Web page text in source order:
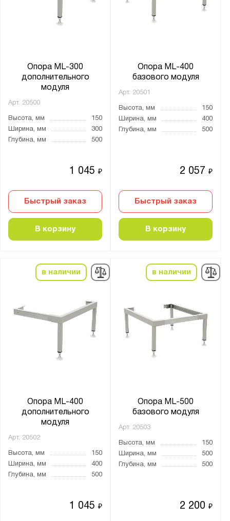
Опора ML-300
дополнительного
модуля
Арт. 20500
Высота, мм
150
Ширина, мм
300
Глубина, мм
500
1 045₽
Быстрый заказ
В корзину
Опора ML-400
базового модуля
Арт. 20501
Высота, мм
150
Ширина, мм
400
Глубина, мм
500
2 057₽
Быстрый заказ
В корзину
в наличии
Опора ML-400
дополнительного
модуля
Арт. 20502
Высота, мм
150
Ширина, мм
400
Глубина, мм
500
1 045₽
в наличии
Опора ML-500
базового модуля
Арт. 20503
Высота, мм
150
Ширина, мм
500
Глубина, мм
500
2 200₽